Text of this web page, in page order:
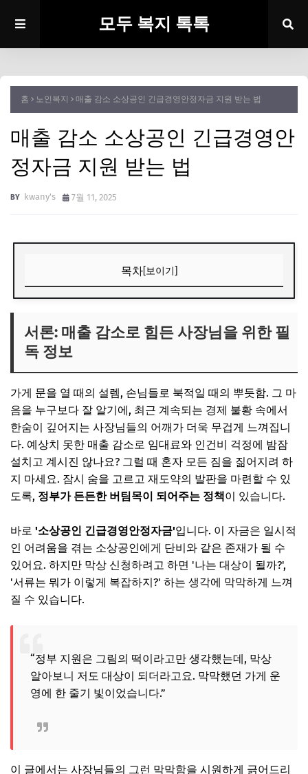
모두 복지 톡톡
홈 노인복지 매출 감소 소상공인 긴급경영안정자금 지원 받는 법
매출 감소 소상공인 긴급경영안
정자금 지원 받는 법
kwany's 7월 11, 2025
목차[보이기]
소상공인 긴급경영안정자금이란?
어떤 목적을 가지고 있나요?
2024년 정책의 주요 특징
지원 대상 자격 요건 확인하기
첫째, '소상공인'이어야 합니다
둘째, 경영 애로 사실을 증빙해야 합니다
셋째, 지원 제외 대상이 아니어야 합니다
단계별 신청 방법 및 필요 서류 총정리
필수 서류, 미리 챙겨두세요!
지원 내용: 한도, 금리, 상환 조건
최대 한도와 금리는 어떻게 되나요?
상환 기간은 넉넉할까요?
Q. 심사 기간은 보통 얼마나 걸리나요?
Q. 기존에 다른 대출이 있어도 신청할 수 있나요?
Q. 자금 사용처를 증빙해야 하나요?
Q. 아쉽게 부결되었을 경우 재신청이 가능한가요?
서론: 매출 감소로 힘든 사장님을 위한 필
독 정보
가게 문을 열 때의 설렘, 손님들로 북적일 때의 뿌듯함. 그 마
음을 누구보다 잘 알기에, 최근 계속되는 경제 불황 속에서
한숨이 깊어지는 사장님들의 어깨가 더욱 무겁게 느껴집니
다. 예상치 못한 매출 감소로 임대료와 인건비 걱정에 밤잠
설치고 계시진 않나요? 그럴 때 혼자 모든 짐을 짊어지려 하
지 마세요. 잠시 숨을 고르고 재도약의 발판을 마련할 수 있
도록, 정부가 든든한 버팀목이 되어주는 정책이 있습니다.
바로 '소상공인 긴급경영안정자금'입니다. 이 자금은 일시적
인 어려움을 겪는 소상공인에게 단비와 같은 존재가 될 수
있어요. 하지만 막상 신청하려고 하면 '나는 대상이 될까?',
'서류는 뭐가 이렇게 복잡하지?' 하는 생각에 막막하게 느껴
질 수 있습니다.
“정부 지원은 그림의 떡이라고만 생각했는데, 막상
알아보니 저도 대상이 되더라고요. 막막했던 가게 운
영에 한 줄기 빛이었습니다.”
이 글에서는 사장님들의 그런 막막함을 시원하게 긁어드리